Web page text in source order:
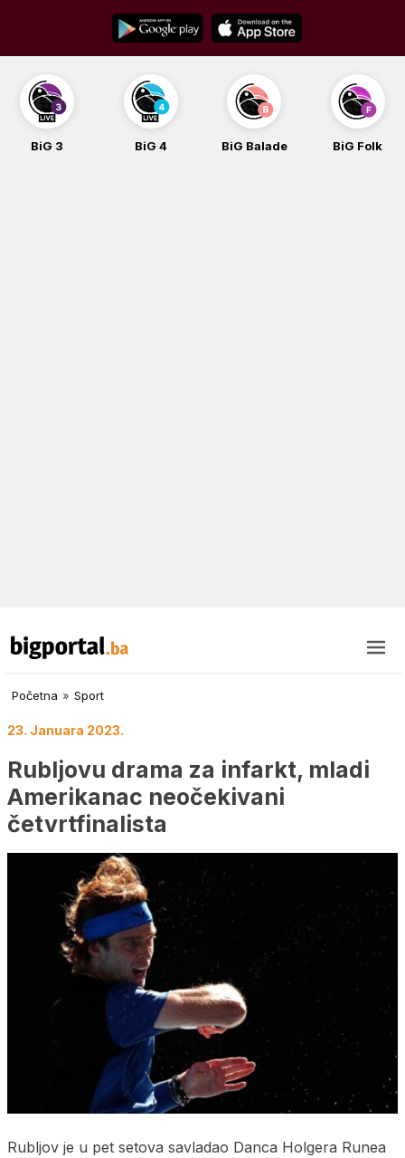
content
BiG 3 BiG 4 BiG Balade BiG Folk
Početna » Sport
23. Januara 2023.
Rubljovu drama za infarkt, mladi
Amerikanac neočekivani
četvrtfinalista
Rubljov je u pet setova savladao Danca Holgera Runea